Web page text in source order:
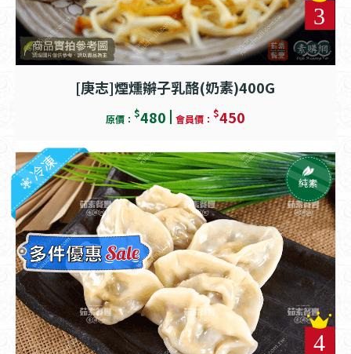
[庚志]煙燻辮子乳酪(奶素)400G
原價： $480 會員價： $450
冷凍 純素